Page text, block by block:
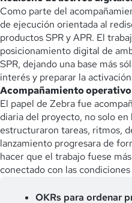
Como parte del
de ejecución orientada al
productos SPR y APR. El
posicionamiento digital de
SPR, dejando una base más
interés y preparar la
Acompañamiento operativo
El papel de Zebra fue
diaria del proyecto, no solo
estructuraron tareas, ritmos,
lanzamiento progresara de
hacer que el trabajo fuese
conectado con las
OKRs para ordenar